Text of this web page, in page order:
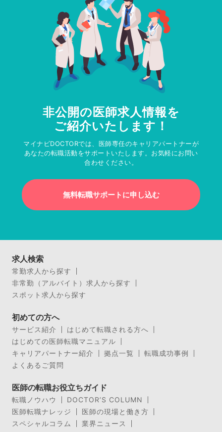
非公開の医師求人情報を
ご紹介いたします！
マイナビDOCTORでは、医師専任のキャリアパートナーが
あなたの転職活動をサポートいたします。お気軽にお問い
合わせください。
無料転職サポートに申し込む
求人検索
常勤求人から探す
非常勤（アルバイト）求人から探す
スポット求人から探す
初めての方へ
サービス紹介
はじめて転職される方へ
はじめての医師転職マニュアル
キャリアパートナー紹介
拠点一覧
転職成功事例
よくあるご質問
医師の転職お役立ちガイド
転職ノウハウ
DOCTOR’S COLUMN
医師転職ナレッジ
医師の現場と働き方
スペシャルコラム
業界ニュース